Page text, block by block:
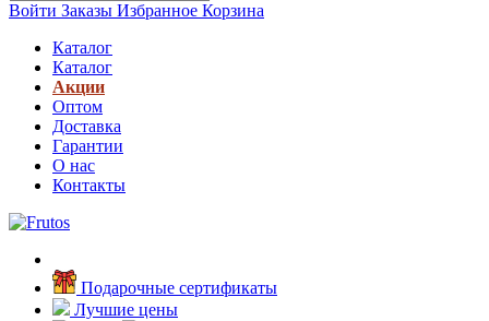
Войти Заказы Избранное Корзина
Каталог
Каталог
Акции
Оптом
Доставка
Гарантии
О нас
Контакты
Подарочные сертификаты
Лучшие цены